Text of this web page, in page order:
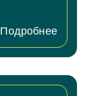
Подробнее